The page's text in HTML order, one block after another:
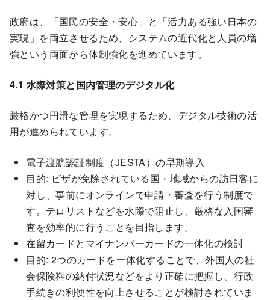
政府は、「国民の安全・安心」と「活力ある強い日本の
実現」を両立させるため、システムの近代化と人員の増
強という両面から体制強化を進めています。
4.1 水際対策と国内管理のデジタル化
厳格かつ円滑な管理を実現するため、デジタル技術の活
用が進められています。
電子渡航認証制度（JESTA）の早期導入
目的: ビザが免除されている国・地域からの訪日客に
対し、事前にオンラインで申請・審査を行う制度で
す。テロリストなどを水際で阻止し、厳格な入国審
査を効率的に行うことを目指します。
在留カードとマイナンバーカードの一体化の検討
目的: 2つのカードを一体化することで、外国人の社
会保険料の納付状況などをより正確に把握し、行政
手続きの利便性を向上させることが検討されていま